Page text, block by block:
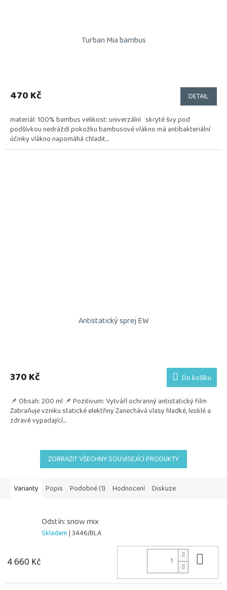
Turban Mia bambus
470 Kč DETAIL
materiál: 100% bambus velikost: univerzální skryté švy pod
podšívkou nedráždí pokožku bambusové vlákno má antibakteriální
účinky vlákno napomáhá chladit...
Antistatický sprej EW
370 Kč Do košíku
📌 Obsah: 200 ml 📌 Pozitivum: Vytváří ochranný antistatický film
Zabraňuje vzniku statické elektřiny Zanechává vlasy hladké, lesklé a
zdravě vypadající...
ZOBRAZIT VŠECHNY SOUVISEJÍCÍ PRODUKTY
Varianty Popis Podobné (1) Hodnocení Diskuze
Odstín: snow mix
Skladem| 3446/BLA
4 660 Kč